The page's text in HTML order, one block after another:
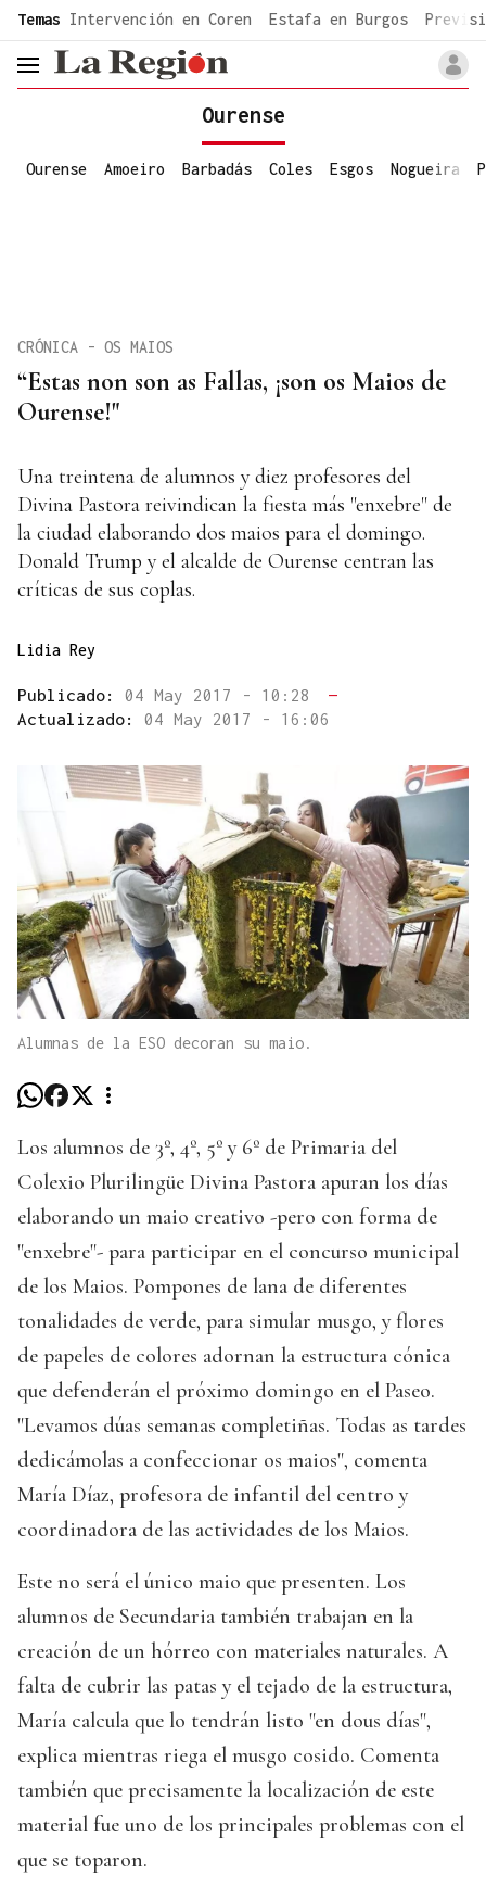
common.go-to-content
Temas Intervención en Coren Estafa en Burgos
header.menu.open
Ourense
Ourense Amoeiro Barbadás Coles Esgos Nogueira
“Estas non son as Fallas, ¡son os Maios de
Ourense!"
CRÓNICA - OS MAIOS
Una treintena de alumnos y diez profesores del
Divina Pastora reivindican la fiesta más "enxebre" de
la ciudad elaborando dos maios para el domingo.
Donald Trump y el alcalde de Ourense centran las
críticas de sus coplas.
Lidia Rey
Publicado: 04 May 2017 - 10:28
—
Actualizado: 04 May 2017 - 16:06
Alumnas de la ESO decoran su maio.
Los alumnos de 3º, 4º, 5º y 6º de Primaria del
Colexio Plurilingüe Divina Pastora apuran los días
elaborando un maio creativo -pero con forma de
"enxebre"- para participar en el concurso municipal
de los Maios. Pompones de lana de diferentes
tonalidades de verde, para simular musgo, y flores
de papeles de colores adornan la estructura cónica
que defenderán el próximo domingo en el Paseo.
"Levamos dúas semanas completiñas. Todas as tardes
dedicámolas a confeccionar os maios", comenta
María Díaz, profesora de infantil del centro y
coordinadora de las actividades de los Maios.
Este no será el único maio que presenten. Los
alumnos de Secundaria también trabajan en la
creación de un hórreo con materiales naturales. A
falta de cubrir las patas y el tejado de la estructura,
María calcula que lo tendrán listo "en dous días",
explica mientras riega el musgo cosido. Comenta
también que precisamente la localización de este
material fue uno de los principales problemas con el
que se toparon.